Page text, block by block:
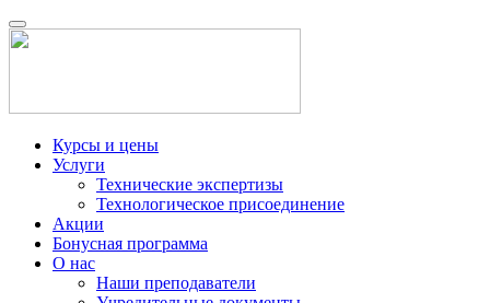
Курсы и цены
Услуги
Технические экспертизы
Технологическое присоединение
Акции
Бонусная программа
О нас
Наши преподаватели